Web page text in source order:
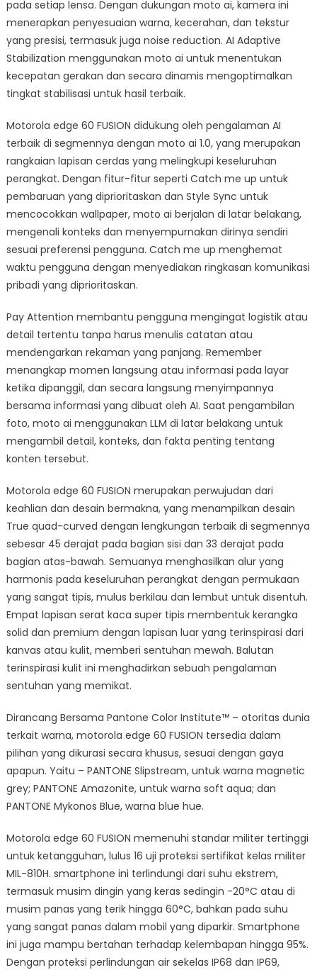
pada setiap lensa. Dengan dukungan moto ai, kamera ini
menerapkan penyesuaian warna, kecerahan, dan tekstur
yang presisi, termasuk juga noise reduction. AI Adaptive
Stabilization menggunakan moto ai untuk menentukan
kecepatan gerakan dan secara dinamis mengoptimalkan
tingkat stabilisasi untuk hasil terbaik.
Motorola edge 60 FUSION didukung oleh pengalaman AI
terbaik di segmennya dengan moto ai 1.0, yang merupakan
rangkaian lapisan cerdas yang melingkupi keseluruhan
perangkat. Dengan fitur-fitur seperti Catch me up untuk
pembaruan yang diprioritaskan dan Style Sync untuk
mencocokkan wallpaper, moto ai berjalan di latar belakang,
mengenali konteks dan menyempurnakan dirinya sendiri
sesuai preferensi pengguna. Catch me up menghemat
waktu pengguna dengan menyediakan ringkasan komunikasi
pribadi yang diprioritaskan.
Pay Attention membantu pengguna mengingat logistik atau
detail tertentu tanpa harus menulis catatan atau
mendengarkan rekaman yang panjang. Remember
menangkap momen langsung atau informasi pada layar
ketika dipanggil, dan secara langsung menyimpannya
bersama informasi yang dibuat oleh AI. Saat pengambilan
foto, moto ai menggunakan LLM di latar belakang untuk
mengambil detail, konteks, dan fakta penting tentang
konten tersebut.
Motorola edge 60 FUSION merupakan perwujudan dari
keahlian dan desain bermakna, yang menampilkan desain
True quad-curved dengan lengkungan terbaik di segmennya
sebesar 45 derajat pada bagian sisi dan 33 derajat pada
bagian atas-bawah. Semuanya menghasilkan alur yang
harmonis pada keseluruhan perangkat dengan permukaan
yang sangat tipis, mulus berkilau dan lembut untuk disentuh.
Empat lapisan serat kaca super tipis membentuk kerangka
solid dan premium dengan lapisan luar yang terinspirasi dari
kanvas atau kulit, memberi sentuhan mewah. Balutan
terinspirasi kulit ini menghadirkan sebuah pengalaman
sentuhan yang memikat.
Dirancang Bersama Pantone Color Institute™ – otoritas dunia
terkait warna, motorola edge 60 FUSION tersedia dalam
pilihan yang dikurasi secara khusus, sesuai dengan gaya
apapun. Yaitu – PANTONE Slipstream, untuk warna magnetic
grey; PANTONE Amazonite, untuk warna soft aqua; dan
PANTONE Mykonos Blue, warna blue hue.
Motorola edge 60 FUSION memenuhi standar militer tertinggi
untuk ketangguhan, lulus 16 uji proteksi sertifikat kelas militer
MIL-810H. smartphone ini terlindungi dari suhu ekstrem,
termasuk musim dingin yang keras sedingin -20°C atau di
musim panas yang terik hingga 60°C, bahkan pada suhu
yang sangat panas dalam mobil yang diparkir. Smartphone
ini juga mampu bertahan terhadap kelembapan hingga 95%.
Dengan proteksi perlindungan air sekelas IP68 dan IP69,